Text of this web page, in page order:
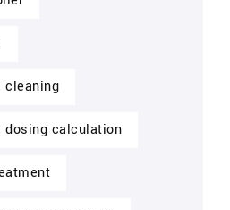
cleaning
dosing calculation